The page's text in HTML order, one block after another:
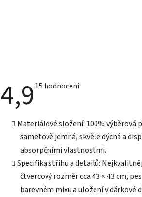
4,9Průměrné
z
hvězdiček.
15 hodnocení
Materiálové složení: 100% výběrová
sametově jemná, skvěle dýchá a
absorpčními vlastnostmi.
Specifika střihu a detailů:
čtvercový rozměr cca 43 × 43 cm,
barevném mixu a uložení v dárkové